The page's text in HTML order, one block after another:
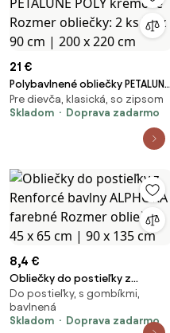
21 €
Polybavlnené obliečky PETALUNE
POLY krémové Rozmer obliečky:
2 ks 70 x 90 cm | 200 x 220 cm
Pre dievča, klasická, so zipsom
Skladom
Doprava zadarmo
8,4 €
Obliečky do postieľky z
Renforcé bavlny ALPHORA
farebné Rozmer obliečky: 45 x
65 cm | 90 x 135 cm
Do postieľky, s gombíkmi,
bavlnená
Skladom
Doprava zadarmo